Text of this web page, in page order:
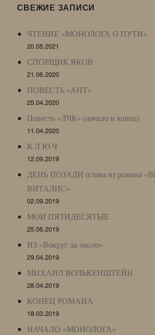
LJ
СВЕЖИЕ ЗАПИСИ
ЧТЕНИЕ «МОНОЛОГА О ПУТИ»
20.05.2021
СПОРЩИК ЯКОВ
21.06.2020
ПОВЕСТЬ «АНТ»
25.04.2020
Повесть «ЛЧК» (начало и конец)
11.04.2020
К Л Ю Ч
12.09.2019
ДЕНЬ ПОЗАДИ (глава из романа
ВИТАЛИС»
02.09.2019
МОИ ПЯТИДЕСЯТЫЕ
25.06.2019
ИЗ «Вокруг да около»
29.04.2019
МИХАИЛ ВОЛЬКЕНШТЕЙН
28.04.2019
КОНЕЦ РОМАНА
18.03.2019
НАЧАЛО «МОНОЛОГА»